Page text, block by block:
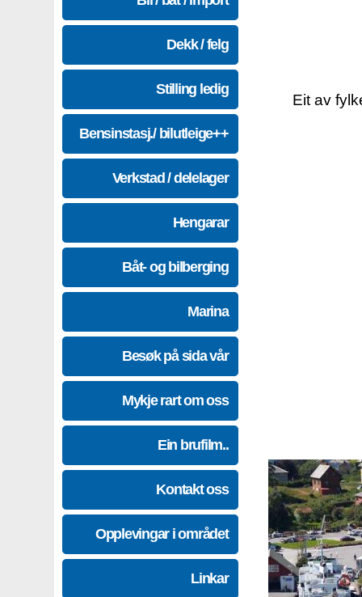
Dekk / felg
Stilling ledig
Bensinstasj./ bilutleige++
Verkstad / delelager
Hengarar
Båt- og bilberging
Marina
Besøk på sida vår
Mykje rart om oss
Ein brufilm..
Kontakt oss
Opplevingar i området
Linkar
Eit av